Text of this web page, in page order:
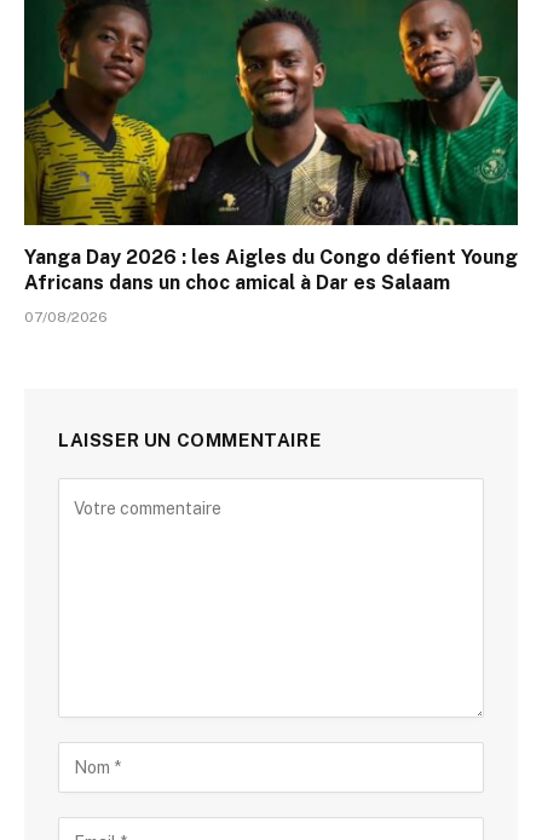
Yanga Day 2026 : les Aigles du Congo défient Young
Africans dans un choc amical à Dar es Salaam
07/08/2026
LAISSER UN COMMENTAIRE